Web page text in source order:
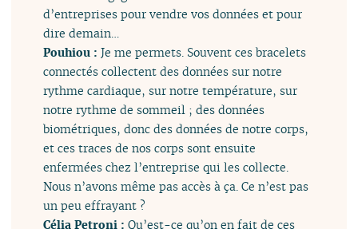
d’entreprises pour vendre vos données et pour
dire demain…
Pouhiou :Je me permets. Souvent ces bracelets
connectés collectent des données sur notre
rythme cardiaque, sur notre température, sur
notre rythme de sommeil ; des données
biométriques, donc des données de notre corps,
et ces traces de nos corps sont ensuite
enfermées chez l’entreprise qui les collecte.
Nous n’avons même pas accès à ça. Ce n’est pas
un peu effrayant ?
Célia Petroni :Qu’est-ce qu’on en fait de ces